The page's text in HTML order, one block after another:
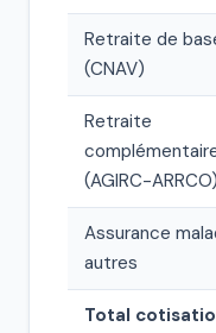
Retraite de
(CNAV)
Retraite
(AGIRC-ARRCO)
Assurance
autres
Total